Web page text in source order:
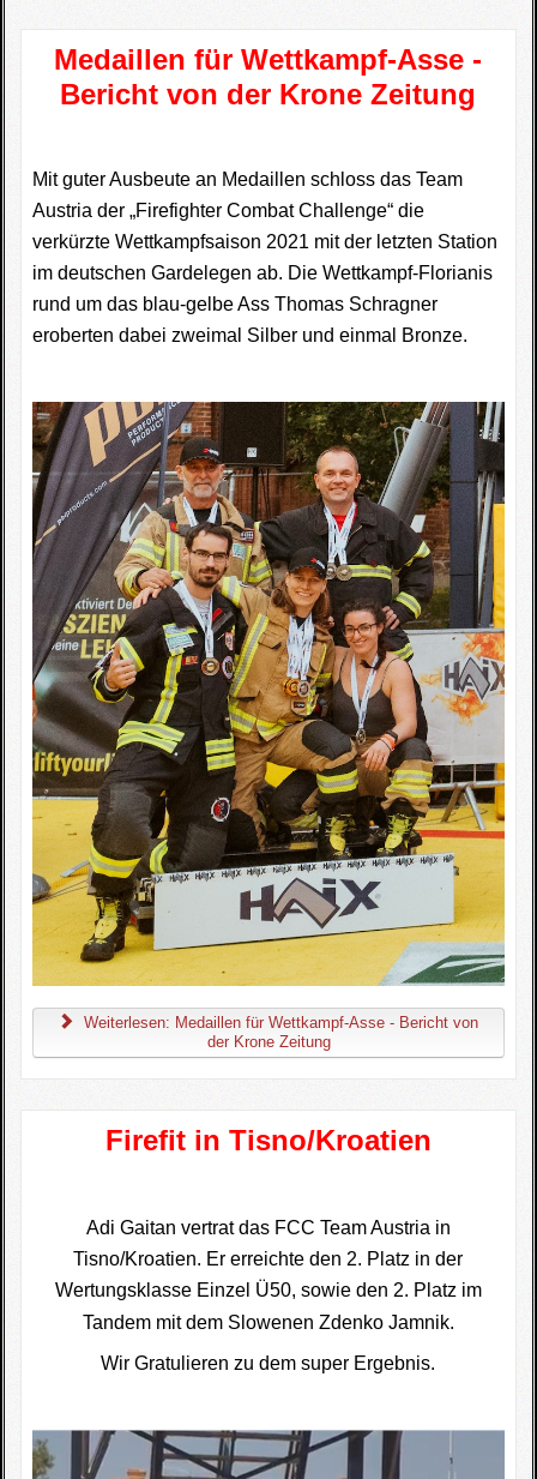
Medaillen für Wettkampf-Asse -
Bericht von der Krone Zeitung
Mit guter Ausbeute an Medaillen schloss das Team
Austria der „Firefighter Combat Challenge“ die
verkürzte Wettkampfsaison 2021 mit der letzten Station
im deutschen Gardelegen ab. Die Wettkampf-Florianis
rund um das blau-gelbe Ass Thomas Schragner
eroberten dabei zweimal Silber und einmal Bronze.
Weiterlesen: Medaillen für Wettkampf-Asse - Bericht von
der Krone Zeitung
Firefit in Tisno/Kroatien
Adi Gaitan vertrat das FCC Team Austria in
Tisno/Kroatien. Er erreichte den 2. Platz in der
Wertungsklasse Einzel Ü50, sowie den 2. Platz im
Tandem mit dem Slowenen Zdenko Jamnik.
Wir Gratulieren zu dem super Ergebnis.